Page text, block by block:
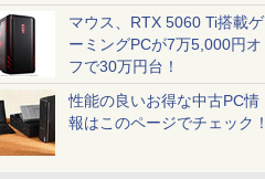
一気に聴く
マウス、RTX 5060 Ti搭載ゲ
ーミングPCが7万5,000円オ
フで30万円台！
性能の良いお得な中古PC情
報はこのページでチェック！